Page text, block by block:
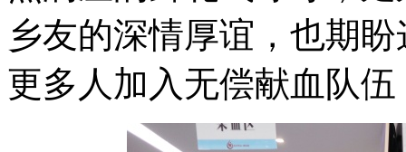
乡友的深情厚谊，也期
更多人加入无偿献血队